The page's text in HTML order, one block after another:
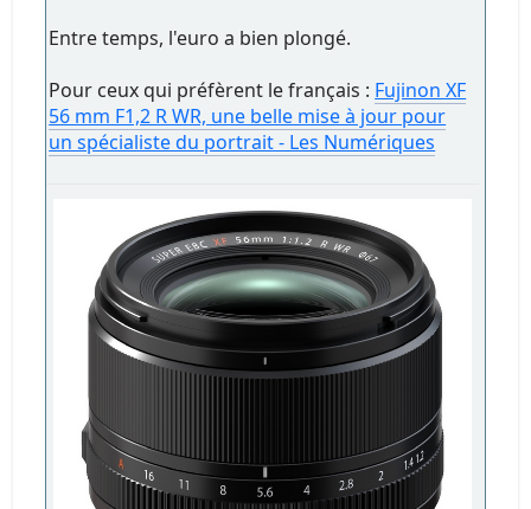
Entre temps, l'euro a bien plongé.
Pour ceux qui préfèrent le français : Fujinon XF
56 mm F1,2 R WR, une belle mise à jour pour
un spécialiste du portrait - Les Numériques